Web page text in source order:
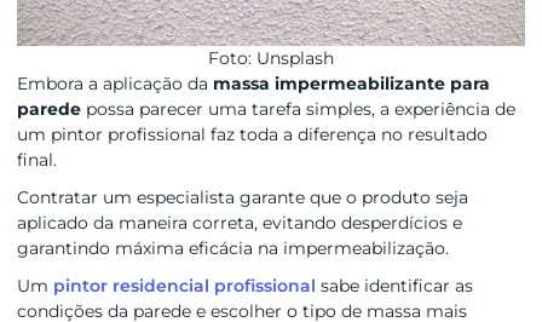
Foto: Unsplash
Embora a aplicação da massa impermeabilizante para
paredepossa parecer uma tarefa simples, a experiência de
um pintor profissional faz toda a diferença no resultado
final.
Contratar um especialista garante que o produto seja
aplicado da maneira correta, evitando desperdícios e
garantindo máxima eficácia na impermeabilização.
Um pintor residencial profissional sabe identificar as
condições da parede e escolher o tipo de massa mais